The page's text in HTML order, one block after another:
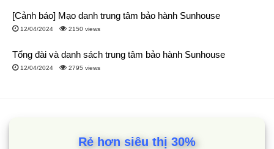
[Cảnh báo] Mạo danh trung tâm bảo hành Sunhouse
12/04/2024 2150 views
Tổng đài và danh sách trung tâm bảo hành Sunhouse
12/04/2024 2795 views
Rẻ hơn siêu thị 30%